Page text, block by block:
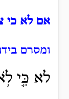
אם לא כי
ומסרם
לא כִּ֛י